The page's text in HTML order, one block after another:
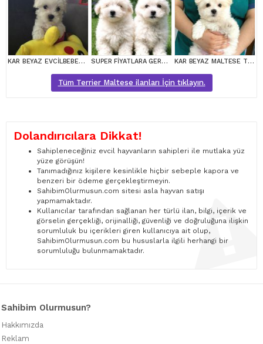
KAR BEYAZ EVCİLBEBEKLER EV ÜRETİMİ MALTESSE TERRİER SUPER FİYATLARA GERÇEK MALTESE YAVRULAR KAR BEYAZ MALTESE TERRİER CİNSLERİ
Tüm Terrier Maltese ilanları İçin tıklayın.
Dolandırıcılara Dikkat!
Sahipleneceğiniz evcil hayvanların sahipleri ile mutlaka yüz
yüze görüşün!
Tanımadığınız kişilere kesinlikle hiçbir sebeple kapora ve
benzeri bir ödeme gerçekleştirmeyin.
SahibimOlurmusun.com sitesi asla hayvan satışı
yapmamaktadır.
Kullanıcılar tarafından sağlanan her türlü ilan, bilgi, içerik ve
görselin gerçekliği, orijinalliği, güvenliği ve doğruluğuna ilişkin
sorumluluk bu içerikleri giren kullanıcıya ait olup,
SahibimOlurmusun.com bu hususlarla ilgili herhangi bir
sorumluluğu bulunmamaktadır.
Sahibim Olurmusun?
Hakkımızda
Reklam